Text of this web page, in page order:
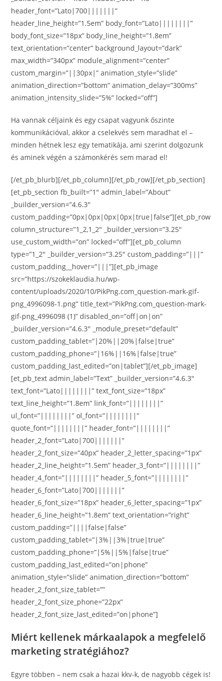
header_font=”Lato|700|||||||”
header_line_height=”1.5em” body_font=”Lato||||||||”
body_font_size=”18px” body_line_height=”1.8em”
text_orientation=”center” background_layout=”dark”
max_width=”340px” module_alignment=”center”
custom_margin=”||30px|” animation_style=”slide”
animation_direction=”bottom” animation_delay=”300ms”
animation_intensity_slide=”5%” locked=”off”]
Ha vannak céljaink és egy csapat vagyunk őszinte
kommunikációval, akkor a cselekvés sem maradhat el –
minden hétnek lesz egy tematikája, ami szerint dolgozunk
és aminek végén a számonkérés sem marad el!
[/et_pb_blurb][/et_pb_column][/et_pb_row][/et_pb_section]
[et_pb_section fb_built=”1″ admin_label=”About”
_builder_version=”4.6.3″
custom_padding=”0px|0px|0px|0px|true|false”][et_pb_row
column_structure=”1_2,1_2″ _builder_version=”3.25″
use_custom_width=”on” locked=”off”][et_pb_column
type=”1_2″ _builder_version=”3.25″ custom_padding=”|||”
custom_padding__hover=”|||”][et_pb_image
src=”https://szokeklaudia.hu/wp-
content/uploads/2020/10/PikPng.com_question-mark-gif-
png_4996098-1.png” title_text=”PikPng.com_question-mark-
gif-png_4996098 (1)” disabled_on=”off|on|on”
_builder_version=”4.6.3″ _module_preset=”default”
custom_padding_tablet=”|20%||20%|false|true”
custom_padding_phone=”|16%||16%|false|true”
custom_padding_last_edited=”on|tablet”][/et_pb_image]
[et_pb_text admin_label=”Text” _builder_version=”4.6.3″
text_font=”Lato||||||||” text_font_size=”18px”
text_line_height=”1.8em” link_font=”||||||||”
ul_font=”||||||||” ol_font=”||||||||”
quote_font=”||||||||” header_font=”||||||||”
header_2_font=”Lato|700|||||||”
header_2_font_size=”40px” header_2_letter_spacing=”1px”
header_2_line_height=”1.5em” header_3_font=”||||||||”
header_4_font=”||||||||” header_5_font=”||||||||”
header_6_font=”Lato|700|||||||”
header_6_font_size=”18px” header_6_letter_spacing=”1px”
header_6_line_height=”1.8em” text_orientation=”right”
custom_padding=”||||false|false”
custom_padding_tablet=”|3%||3%|true|true”
custom_padding_phone=”|5%||5%|false|true”
custom_padding_last_edited=”on|phone”
animation_style=”slide” animation_direction=”bottom”
header_2_font_size_tablet=””
header_2_font_size_phone=”22px”
header_2_font_size_last_edited=”on|phone”]
Miért kellenek márkaalapok a megfelelő
marketing stratégiához?
Egyre többen – nem csak a hazai kkv-k, de nagyobb cégek is!